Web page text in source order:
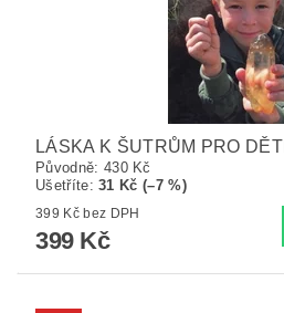
LÁSKA K ŠUTRŮM PRO DĚTI
Původně: 430 Kč
Ušetříte:31 Kč (–7 %)
399 Kč bez DPH
399 Kč